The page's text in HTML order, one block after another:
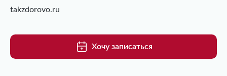
takzdorovo.ru
Хочу записаться